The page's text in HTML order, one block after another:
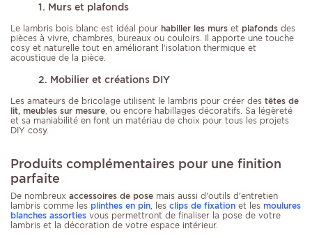
1. Murs et plafonds
Le lambris bois blanc est idéal pour habiller les murs et plafonds des
pièces à vivre, chambres, bureaux ou couloirs. Il apporte une touche
cosy et naturelle tout en améliorant l’isolation thermique et
acoustique de la pièce.
2. Mobilier et créations DIY
Les amateurs de bricolage utilisent le lambris pour créer des têtes de
lit, meubles sur mesure , ou encore habillages décoratifs. Sa légèreté
et sa maniabilité en font un matériau de choix pour tous les projets
DIY cosy.
Produits complémentaires pour une finition
parfaite
De nombreux accessoires de pose mais aussi d'outils d'entretien
lambris comme les plinthes en pin , les clips de fixation et les moulures
blanches assorties vous permettront de finaliser la pose de votre
lambris et la décoration de votre espace intérieur.